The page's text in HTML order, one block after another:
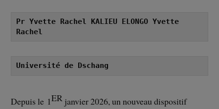
Pr Yvette Rachel KALIEU ELONGO Yvette
Rachel
Université de Dschang
Depuis le 1ER janvier 2026, un nouveau dispositif